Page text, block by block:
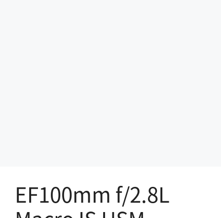
EF100mm f/2.8L